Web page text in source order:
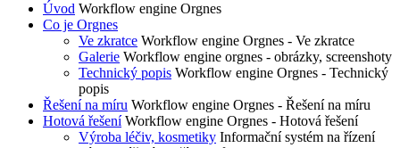
Úvod Workflow engine Orgnes
Co je Orgnes
Ve zkratce Workflow engine Orgnes - Ve zkratce
Galerie Workflow engine orgnes - obrázky, screenshoty
Technický popis Workflow engine Orgnes - Technický
popis
Řešení na míru Workflow engine Orgnes - Řešení na míru
Hotová řešení Workflow engine Orgnes - Hotová řešení
Výroba léčiv, kosmetiky Informační systém na řízení